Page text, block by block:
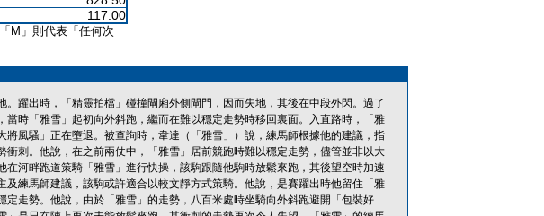
117.00
M」則代表「任何次
。躍出時，「精靈拍檔」碰撞閘廂外側閘門，因而失地，其後在中段外閃。過了
時「雅雪」起初向外斜跑，繼而在難以穩定走勢時移回裏面。入直路時，「雅
風騷」正在墮退。被查詢時，韋達（「雅雪」）說，練馬師根據他的建議，指
刺。他說，在之前兩仗中，「雅雪」居前競跑時難以穩定走勢，儘管並非以大
河畔跑道策騎「雅雪」進行快操，該駒跟隨他駒時放鬆來跑，其後望空時加速
練馬師建議，該駒或許適合以較文靜方式策騎。他說，是賽躍出時他留住「雅
走勢。他說，由於「雅雪」的走勢，八百米處時坐騎向外斜跑避開「包裝好